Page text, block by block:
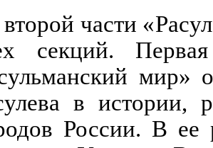
части
секций.
мир»
в истории,
России. В ее